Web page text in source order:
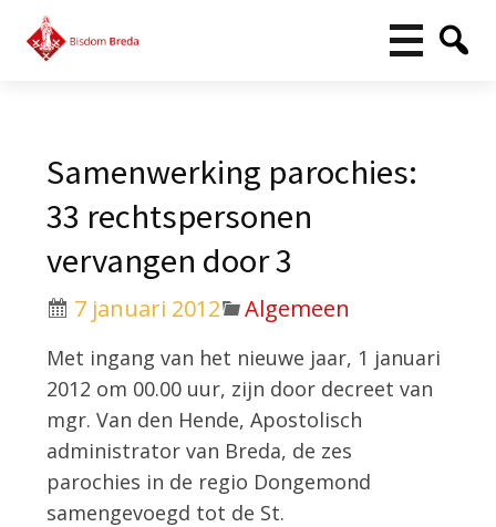
Samenwerking parochies:
33 rechtspersonen
vervangen door 3
7 januari 2012 Algemeen
Met ingang van het nieuwe jaar, 1 januari
2012 om 00.00 uur, zijn door decreet van
mgr. Van den Hende, Apostolisch
administrator van Breda, de zes
parochies in de regio Dongemond
samengevoegd tot de St.